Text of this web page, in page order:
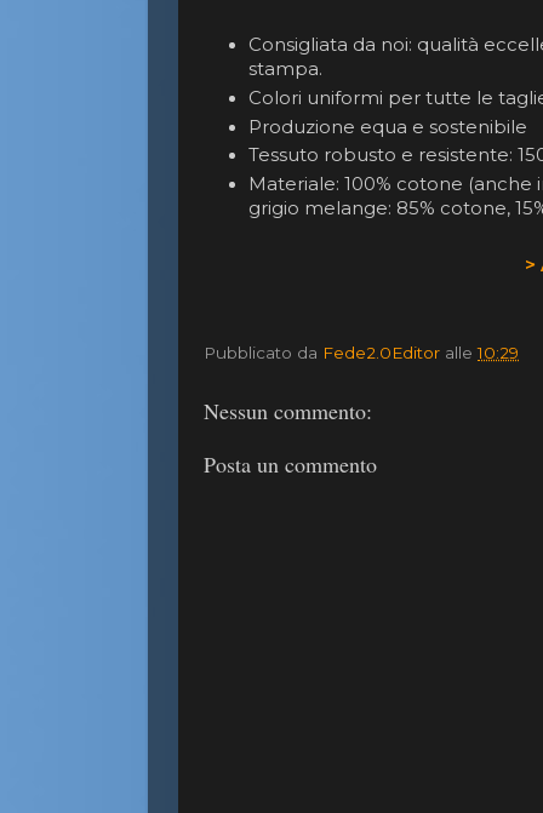
Consigliata da noi: qualità
stampa.
Colori uniformi per tutte le
Produzione equa e sostenibile
Tessuto robusto e resistente:
Materiale: 100% cotone
grigio melange: 85% cotone,
>
Pubblicato da Fede2.0Editor alle10:29
Nessun commento:
Posta un commento